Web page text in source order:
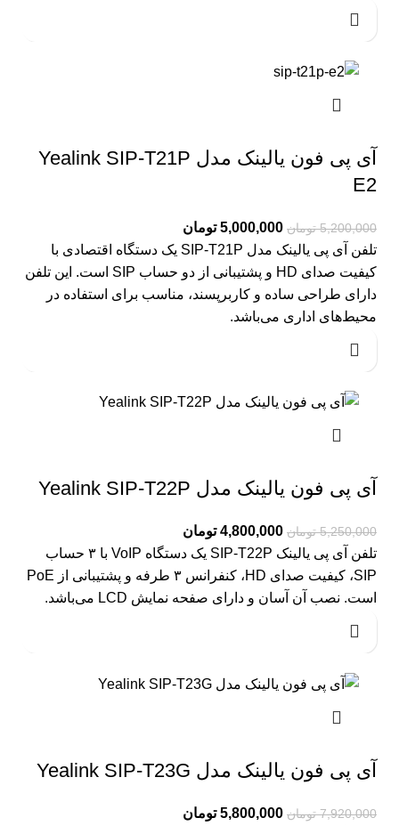
آی پی فون یالینک مدل Yealink SIP-T21P
E2
5,200,000 تومان 5,000,000 تومان
تلفن آی پی یالینک مدل SIP-T21P یک دستگاه اقتصادی با
کیفیت صدای HD و پشتیبانی از دو حساب SIP است. این تلفن
دارای طراحی ساده و کاربرپسند، مناسب برای استفاده در
محیط‌های اداری می‌باشد.
آی پی فون یالینک مدل Yealink SIP-T22P
5,250,000 تومان 4,800,000 تومان
تلفن آی پی یالینک SIP-T22P یک دستگاه VoIP با ۳ حساب
SIP، کیفیت صدای HD، کنفرانس ۳ طرفه و پشتیبانی از PoE
است. نصب آن آسان و دارای صفحه نمایش LCD می‌باشد.
آی پی فون یالینک مدل Yealink SIP-T23G
7,920,000 تومان 5,800,000 تومان